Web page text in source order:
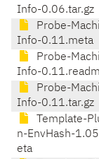
Info-0.06.tar.gz
Probe-
Info-0.11.meta
Probe-
Info-
Probe-
Info-0.11.tar.gz
Template-
n-EnvHash-
eta